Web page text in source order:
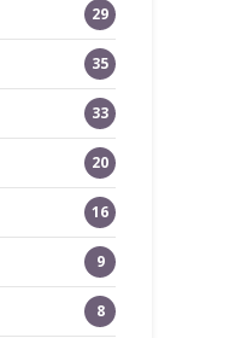
29
35
33
20
16
9
8